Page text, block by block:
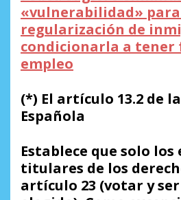
«vulnerabilidad»
regularización de
condicionarla a tener
empleo
(*) El artículo 13.2 de
Española
Establece que solo los
titulares de los
artículo 23 (votar y ser